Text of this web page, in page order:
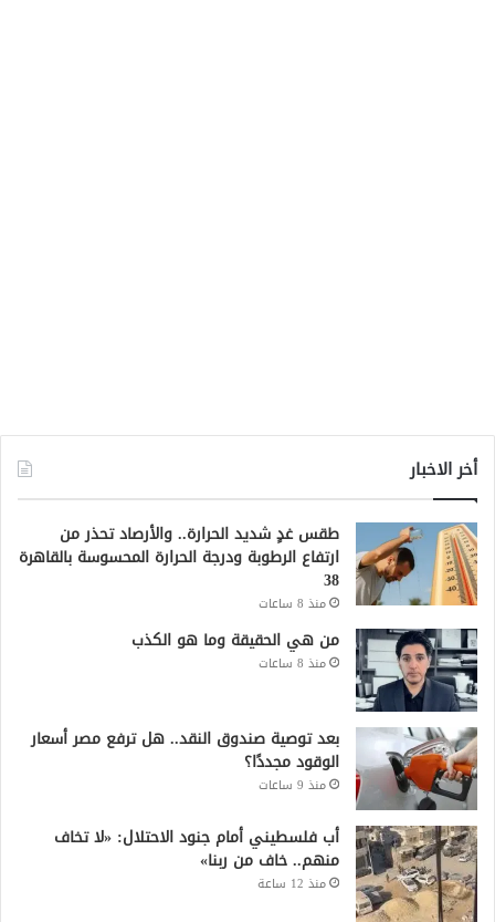
أخر الاخبار
طقس غدٍ شديد الحرارة.. والأرصاد تحذر من
ارتفاع الرطوبة ودرجة الحرارة المحسوسة بالقاهرة
38
منذ 8 ساعات
من هي الحقيقة وما هو الكذب
منذ 8 ساعات
بعد توصية صندوق النقد.. هل ترفع مصر أسعار
الوقود مجددًا؟
منذ 9 ساعات
أب فلسطيني أمام جنود الاحتلال: «لا تخاف
منهم.. خاف من ربنا»
منذ 12 ساعة